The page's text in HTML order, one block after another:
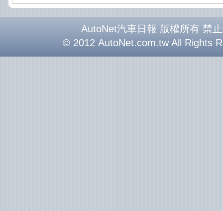
AutoNet汽車日報 版權所有 禁
© 2012 AutoNet.com.tw All Rights